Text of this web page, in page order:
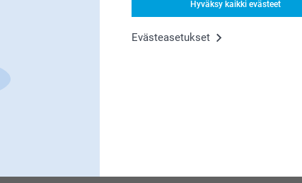
Hyväksy kaikki evästeet
Evästeasetukset